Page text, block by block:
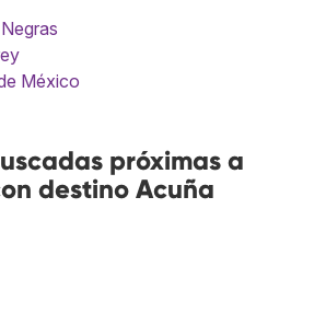
México
próximas a
destino Acuña